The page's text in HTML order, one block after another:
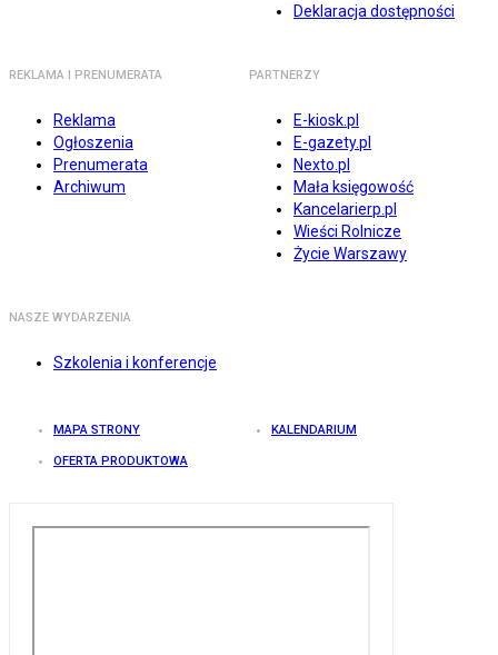
Deklaracja dostępności
REKLAMA I PRENUMERATA
Reklama
Ogłoszenia
Prenumerata
Archiwum
PARTNERZY
E-kiosk.pl
E-gazety.pl
Nexto.pl
Mała księgowość
Kancelarierp.pl
Wieści Rolnicze
Życie Warszawy
NASZE WYDARZENIA
Szkolenia i konferencje
MAPA STRONY KALENDARIUM
OFERTA PRODUKTOWA